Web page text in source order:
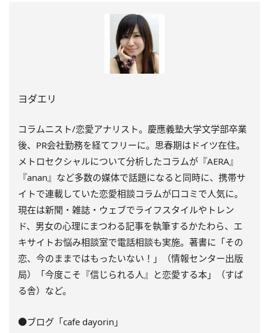
ヨダエリ
コラムニスト/恋愛アナリスト。慶應義塾大学文学部卒業
後、PR会社勤務を経てフリーに。思春期はドイツ在住。
メトロセクシャルについて分析したコラムが『AERA』
『anan』など多数の媒体で話題になると同時に、携帯サ
イトで連載していた恋愛相談コラムが口コミで人気に。
現在は新聞・雑誌・ウェブでライフスタイルやトレン
ド、男女の心理にまつわる記事を執筆するかたわら、エ
キサイトお悩み相談室で電話相談も実施。著書に「その
恋、今のままではもったいない！」（情報センター出版
局）「今度こそ『信じられる人』と恋愛する本」（すば
る舎）など。
●ブログ「cafe dayorin」